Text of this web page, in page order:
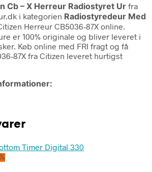
Cb – X Herreur Radiostyret Ur fra
i kategorien Radiostyredeur Med
Herreur CB5036-87X online.
er 100% originale og bliver leveret i
Køb online med FRI fragt og få
87X fra Citizen leveret hurtigst